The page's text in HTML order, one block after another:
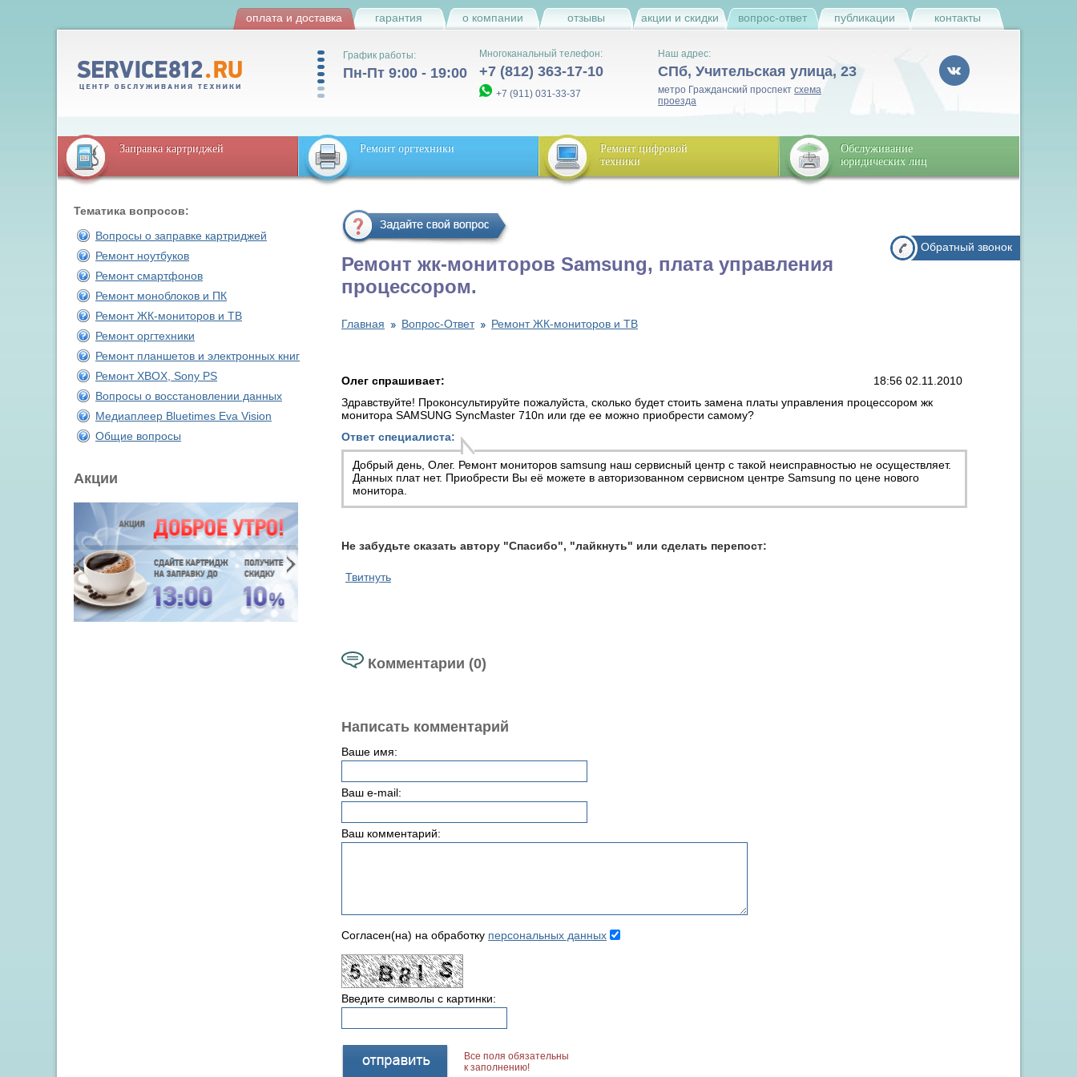
оплата и доставка гарантия о компании отзывы акции и скидки вопрос-ответ публикации контакты
График работы:
Пн-Пт 9:00 - 19:00
Многоканальный телефон:
+7 (812) 363-17-10
+7 (911) 031-33-37
Наш адрес:
СПб, Учительская улица, 23
метро Гражданский проспект схема
проезда
Заправка картриджей Ремонт оргтехники
Ремонт цифровой
техники
Обслуживание
юридических лиц
Тематика вопросов:
Вопросы о заправке картриджей
Ремонт ноутбуков
Ремонт смартфонов
Ремонт моноблоков и ПК
Ремонт ЖК-мониторов и ТВ
Ремонт оргтехники
Ремонт планшетов и электронных книг
Ремонт XBOX, Sony PS
Вопросы о восстановлении данных
Медиаплеер Bluetimes Eva Vision
Общие вопросы
Акции
Ремонт жк-мониторов Samsung, плата управления
процессором.
Главная Вопрос-Ответ Ремонт ЖК-мониторов и ТВ
Олег спрашивает:
18:56 02.11.2010
Здравствуйте! Проконсультируйте пожалуйста, сколько будет стоить замена платы управления процессором жк
монитора SAMSUNG SyncMaster 710n или где ее можно приобрести самому?
Ответ специалиста:
Добрый день, Олег. Ремонт мониторов samsung наш сервисный центр с такой неисправностью не осуществляет.
Данных плат нет. Приобрести Вы её можете в авторизованном сервисном центре Samsung по цене нового
монитора.
Не забудьте сказать автору "Спасибо", "лайкнуть" или сделать перепост:
Твитнуть
Комментарии (0)
Написать комментарий
Ваше имя:
Ваш e-mail:
Ваш комментарий:
Согласен(на) на обработку персональных данных
Введите символы с картинки:
Все поля обязательны
к заполнению!
Обратный звонок